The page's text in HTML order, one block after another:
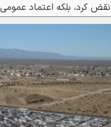
نقض کرد، بلکه اعتماد